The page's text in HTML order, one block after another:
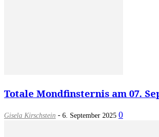
Totale Mondfinsternis am 07.
Gisela Kirschstein - 6. September 2025 0